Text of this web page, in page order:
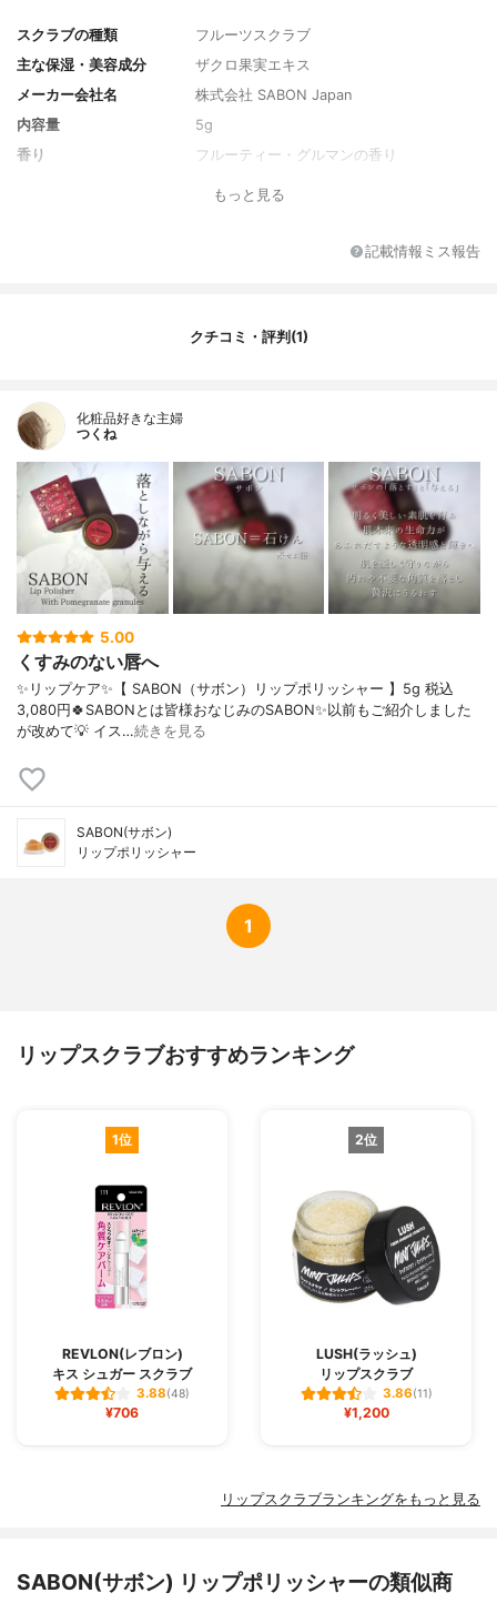
スクラブの種類
フルーツスクラブ
主な保湿・美容成分
ザクロ果実エキス
メーカー会社名
株式会社 SABON Japan
内容量
5g
香り
フルーティー・グルマンの香り
もっと見る
記載情報ミス報告
クチコミ・評判(1)
化粧品好きな主婦
つくね
5.00
くすみのない唇へ
✨リップケア✨【 SABON（サボン）リップポリッシャー 】5g 税込
3,080円🍀SABONとは皆様おなじみのSABON✨以前もご紹介しました
が改めて💡 イス…続きを見る
SABON(サボン)
リップポリッシャー
1
リップスクラブおすすめランキング
1位
REVLON(レブロン)
キス シュガー スクラブ
3.88(48)
¥706
2位
LUSH(ラッシュ)
リップスクラブ
3.86(11)
¥1,200
リップスクラブランキングをもっと見る
SABON(サボン) リップポリッシャーの類似商